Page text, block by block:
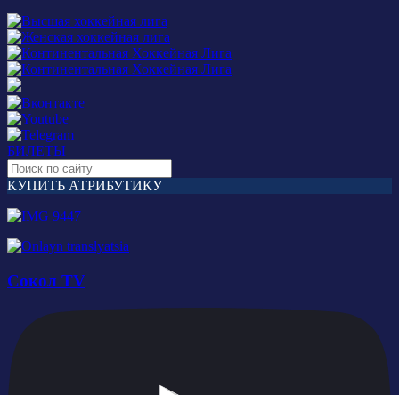
БИЛЕТЫ
КУПИТЬ АТРИБУТИКУ
Сокол TV